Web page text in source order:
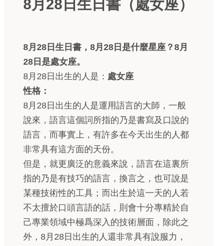
8月28日生日書（處女座）
8月28日生日書，8月28日是什麼星座？8月
28日是處女座。
8月28日出生的人是： 處女座
性格：
8月28日出生的人是運用語言的大師，一般
說來，語言這個詞所指的乃是書寫及口說的
語言，而事實上，有許多在今天出生的人都
非常具有這方面的天份。
但是，就更廣泛的意義來說，語言在這裏所
指的乃是有技巧的語言，換言之，也可說是
某種技術性的工具；而出生於這一天的人若
不太擅於口頭言語的話，則會十分專精於自
己專業領域中極爲深入的技術層面，除此之
外，8月28日出生的人還非常具有說服力，